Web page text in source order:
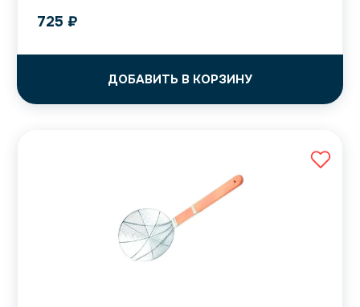
725 ₽
ДОБАВИТЬ В КОРЗИНУ